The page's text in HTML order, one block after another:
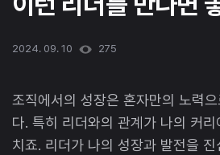
2024. 09. 10 275
조직에서의 성장은 혼자만의 노력
다. 특히 리더와의 관계가 나의 커리
치죠. 리더가 나의 성장과 발전을